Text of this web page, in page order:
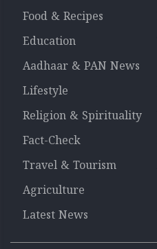
Food & Recipes
Education
Aadhaar & PAN News
Lifestyle
Religion & Spirituality
Fact-Check
Travel & Tourism
Agriculture
Latest News